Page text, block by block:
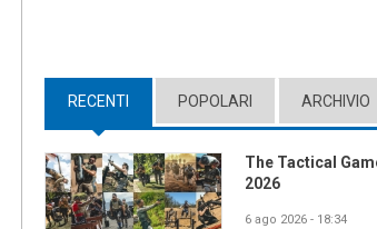
RECENTI (ACTIVE TAB)
POPOLARI ARCHIVIO
The Tactical
2026
6 ago 2026 - 18:34